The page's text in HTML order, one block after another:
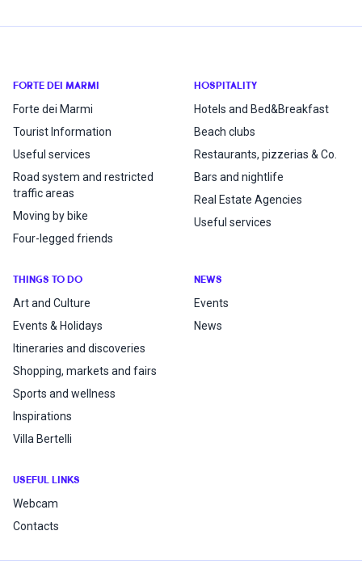
FORTE DEI MARMI
Forte dei Marmi
Tourist Information
Useful services
Road system and restricted
traffic areas
Moving by bike
Four-legged friends
HOSPITALITY
Hotels and Bed&Breakfast
Beach clubs
Restaurants, pizzerias & Co.
Bars and nightlife
Real Estate Agencies
Useful services
THINGS TO DO
Art and Culture
Events & Holidays
Itineraries and discoveries
Shopping, markets and fairs
Sports and wellness
Inspirations
Villa Bertelli
NEWS
Events
News
USEFUL LINKS
Webcam
Contacts